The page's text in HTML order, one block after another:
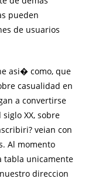
pueden
de usuarios
asi� como, que
casualidad en
a convertirse
XX, sobre
veian con
Al momento
tabla unicamente
direccion